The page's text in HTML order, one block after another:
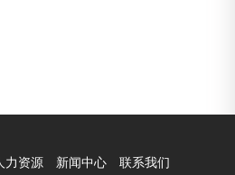
力资源 新闻中心 联系我们